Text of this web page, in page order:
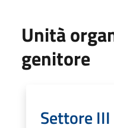
Unità
genitore
Settore